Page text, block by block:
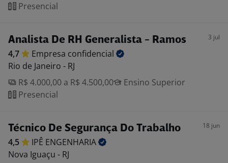
Presencial
Analista De RH Generalista - Ramos 3 jul
4,7 Empresa confidencial
Rio de Janeiro - RJ
R$ 4.000,00 a R$ 4.500,00
Ensino Superior
Presencial
Técnico De Segurança Do Trabalho 18 jun
4,5 IPÊ ENGENHARIA
Nova Iguaçu - RJ